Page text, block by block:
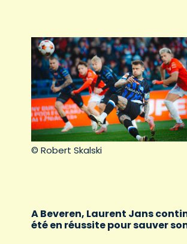
© Robert Skalski
A Beveren, Laurent Jans
été en réussite pour sauver